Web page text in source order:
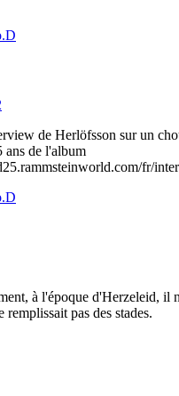
de Herlöfsson sur un
ans de l'album
fr/
à l'époque d'Herzeleid, il
pas des stades.